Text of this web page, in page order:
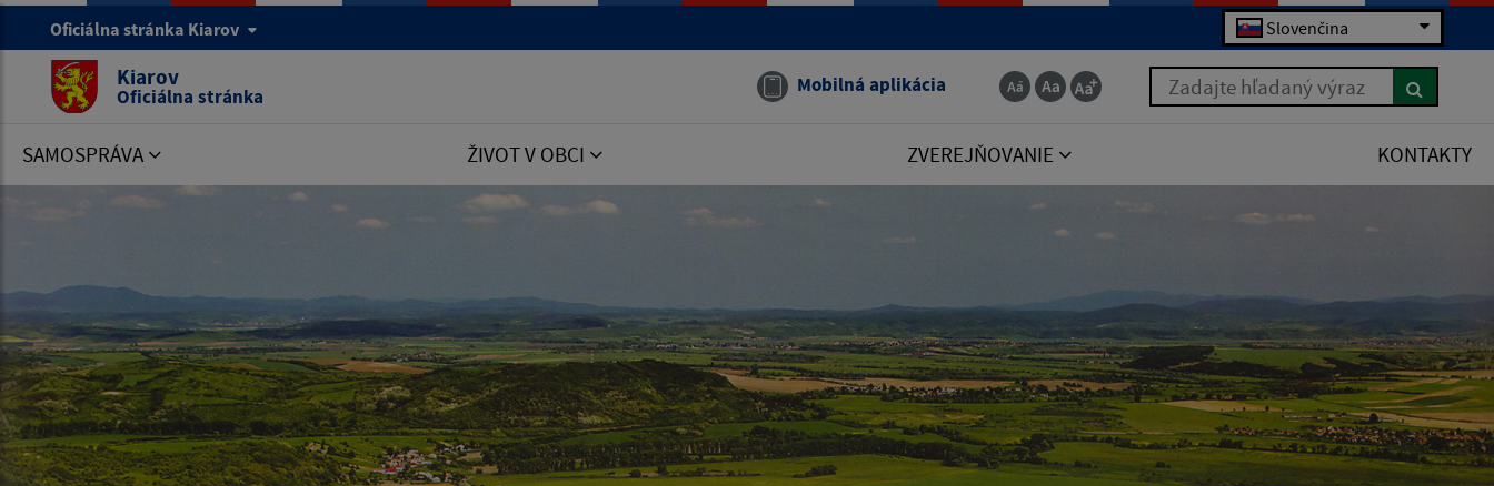
Oficiálna stránka Kiarov Slovenčina
Kiarov
Oficiálna stránka Mobilná aplikácia Zadajte hľadaný výraz
SAMOSPRÁVA ŽIVOT V OBCI ZVEREJŇOVANIE KONTAKTY